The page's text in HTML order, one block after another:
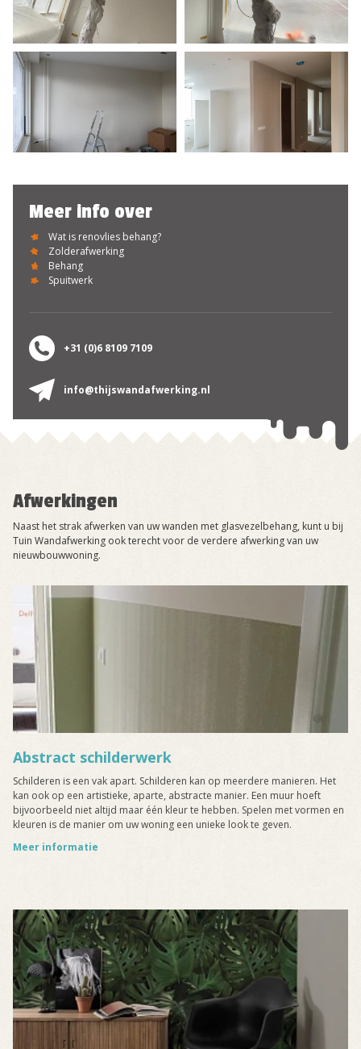
Meer info over
Wat is renovlies behang?
Zolderafwerking
Behang
Spuitwerk
+31 (0)6 8109 7109
info@thijswandafwerking.nl
Afwerkingen
Naast het strak afwerken van uw wanden met glasvezelbehang, kunt u bij
Tuin Wandafwerking ook terecht voor de verdere afwerking van uw
nieuwbouwwoning.
Abstract schilderwerk
Schilderen is een vak apart. Schilderen kan op meerdere manieren. Het
kan ook op een artistieke, aparte, abstracte manier. Een muur hoeft
bijvoorbeeld niet altijd maar één kleur te hebben. Spelen met vormen en
kleuren is de manier om uw woning een unieke look te geven.
Meer informatie